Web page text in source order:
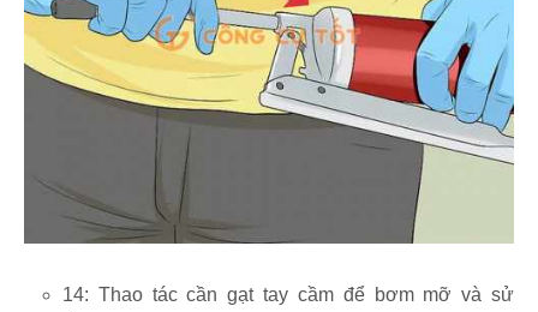
14: Thao tác cần gạt tay cầm để bơm mỡ và sử